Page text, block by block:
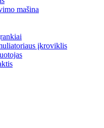
mašina
įkroviklis